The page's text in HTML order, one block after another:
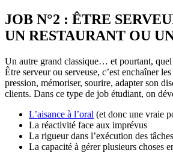
JOB N°2 : ÊTRE
UN RESTAURANT OU
Un autre grand classique… et pourtant, quel
Être serveur ou serveuse, c’est enchaîner
pression, mémoriser, sourire, adapter son
clients. Dans ce type de job étudiant, on
L’aisance à l’oral (et donc une vraie
La réactivité face aux imprévus
La rigueur dans l’exécution des tâches
La capacité à gérer plusieurs choses